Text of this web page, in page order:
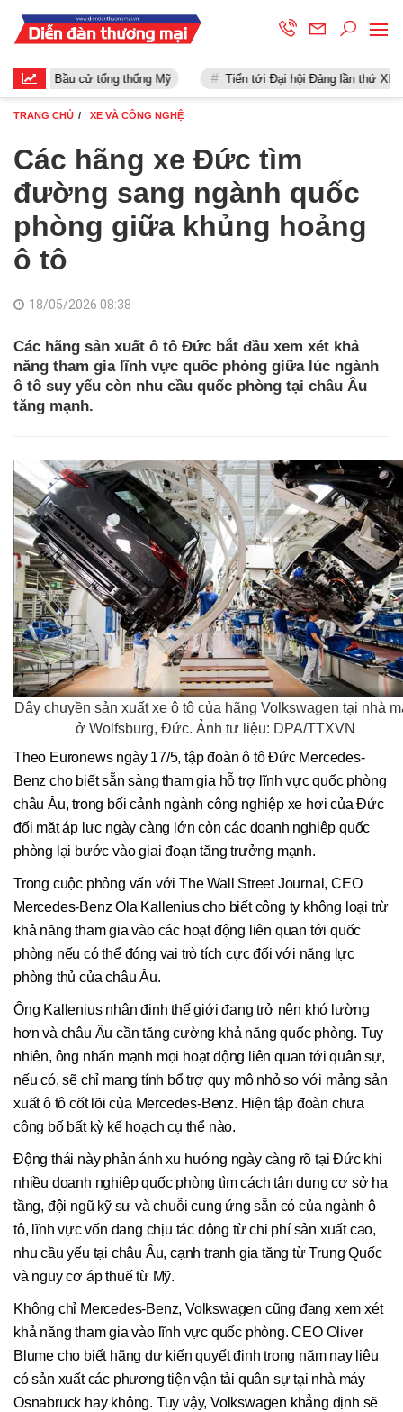
Bầu cử tổng thống Mỹ Tiến tới Đại hội Đảng lần thứ XIII
TRANG CHỦ XE VÀ CÔNG NGHỆ
Các hãng xe Đức tìm
đường sang ngành quốc
phòng giữa khủng hoảng
ô tô
18/05/2026 08:38
Các hãng sản xuất ô tô Đức bắt đầu xem xét khả
năng tham gia lĩnh vực quốc phòng giữa lúc ngành
ô tô suy yếu còn nhu cầu quốc phòng tại châu Âu
tăng mạnh.
Dây chuyền sản xuất xe ô tô của hãng Volkswagen tại nhà
ở Wolfsburg, Đức. Ảnh tư liệu: DPA/TTXVN
Theo Euronews ngày 17/5, tập đoàn ô tô Đức Mercedes-
Benz cho biết sẵn sàng tham gia hỗ trợ lĩnh vực quốc phòng
châu Âu, trong bối cảnh ngành công nghiệp xe hơi của Đức
đối mặt áp lực ngày càng lớn còn các doanh nghiệp quốc
phòng lại bước vào giai đoạn tăng trưởng mạnh.
Trong cuộc phỏng vấn với The Wall Street Journal, CEO
Mercedes-Benz Ola Kallenius cho biết công ty không loại trừ
khả năng tham gia vào các hoạt động liên quan tới quốc
phòng nếu có thể đóng vai trò tích cực đối với năng lực
phòng thủ của châu Âu.
Ông Kallenius nhận định thế giới đang trở nên khó lường
hơn và châu Âu cần tăng cường khả năng quốc phòng. Tuy
nhiên, ông nhấn mạnh mọi hoạt động liên quan tới quân sự,
nếu có, sẽ chỉ mang tính bổ trợ quy mô nhỏ so với mảng sản
xuất ô tô cốt lõi của Mercedes-Benz. Hiện tập đoàn chưa
công bố bất kỳ kế hoạch cụ thể nào.
Động thái này phản ánh xu hướng ngày càng rõ tại Đức khi
nhiều doanh nghiệp quốc phòng tìm cách tận dụng cơ sở hạ
tầng, đội ngũ kỹ sư và chuỗi cung ứng sẵn có của ngành ô
tô, lĩnh vực vốn đang chịu tác động từ chi phí sản xuất cao,
nhu cầu yếu tại châu Âu, cạnh tranh gia tăng từ Trung Quốc
và nguy cơ áp thuế từ Mỹ.
Không chỉ Mercedes-Benz, Volkswagen cũng đang xem xét
khả năng tham gia vào lĩnh vực quốc phòng. CEO Oliver
Blume cho biết hãng dự kiến quyết định trong năm nay liệu
có sản xuất các phương tiện vận tải quân sự tại nhà máy
Osnabruck hay không. Tuy vậy, Volkswagen khẳng định sẽ